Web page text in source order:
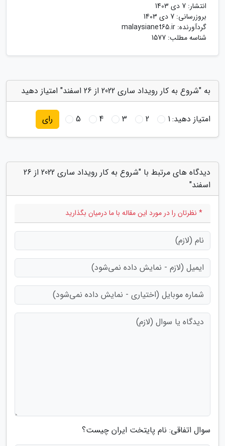
انتشار: 7 دی 1403
بروزرسانی: 7 دی 1403
گردآورنده: malaysianet65.ir
شناسه مطلب: 1577
به "شروع به کار رویداد ساری 2022 از 26 اسفند" امتیاز دهید
امتیاز دهید:1
2
3
4
5 رای
دیدگاه های مرتبط با "شروع به کار رویداد ساری 2022 از 26
اسفند"
* نظرتان را در مورد این مقاله با ما درمیان بگذارید
سوال اتفاقی: نام پایتخت ایران چیست؟